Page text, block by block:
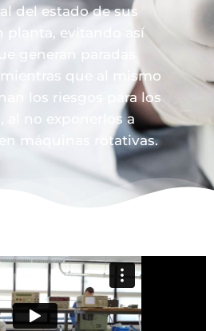
del estado de sus
planta, evitando así
generan paradas
que al mismo
los riesgos para los
al no exponerlos a
máquinas rotativas.